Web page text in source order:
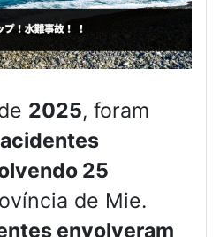
2025, foram
25
de Mie.
envolveram